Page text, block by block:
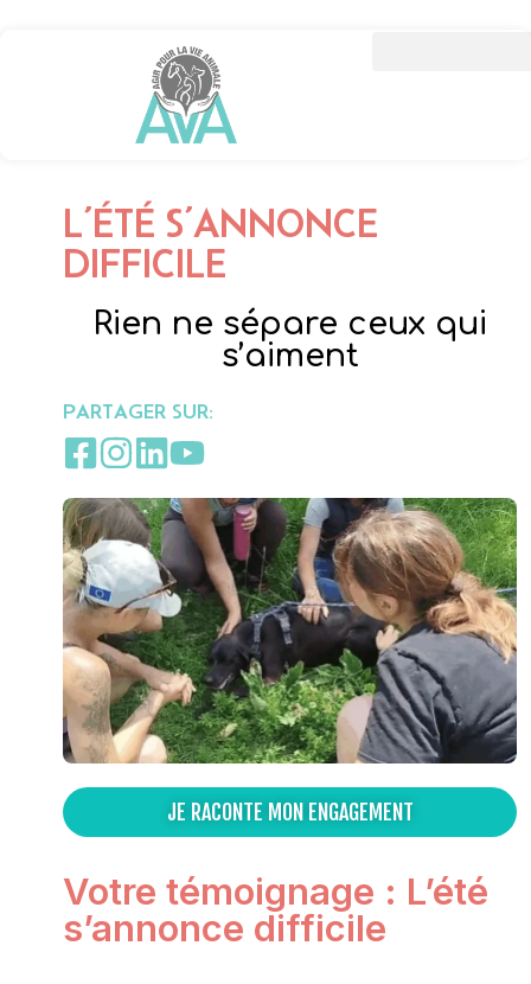
L’ÉTÉ S’ANNONCE
DIFFICILE
Rien ne sépare ceux qui
s’aiment
PARTAGER SUR:
JE RACONTE MON ENGAGEMENT
Votre témoignage : L’été
s’annonce difficile